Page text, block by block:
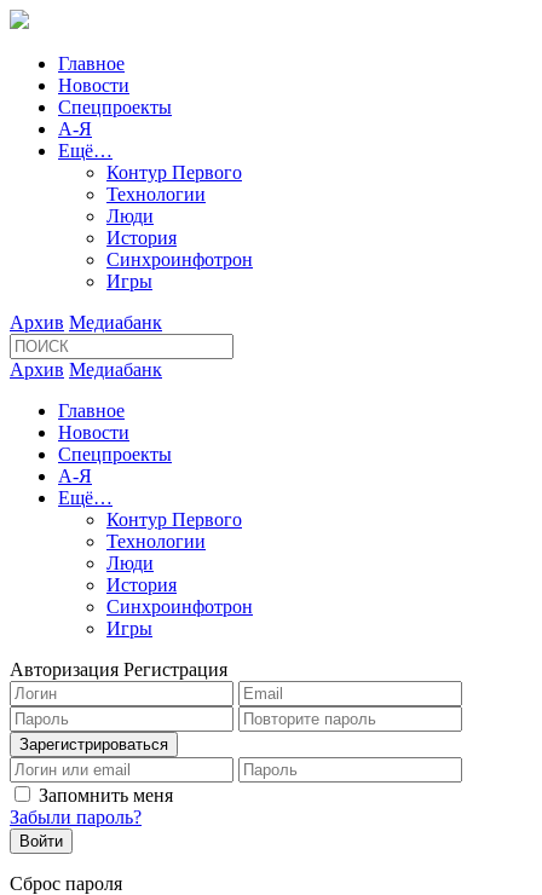
Главное
Новости
Спецпроекты
А-Я
Ещё…
Контур Первого
Технологии
Люди
История
Синхроинфотрон
Игры
Архив Медиабанк
Архив Медиабанк
Главное
Новости
Спецпроекты
А-Я
Ещё…
Контур Первого
Технологии
Люди
История
Синхроинфотрон
Игры
Авторизация Регистрация
Запомнить меня
Забыли пароль?
Сброс пароля